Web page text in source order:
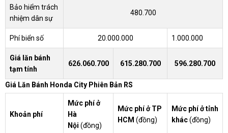
Bảo hiểm trách
nhiệm dân sự
480.700
Phí biển số 20.000.000 1.000.000
Giá lăn bánh
tạm tính
626.060.700 615.280.700 596.280.700
Giá Lăn Bánh Honda City Phiên Bản RS
Khoản phí
Mức phí ở
Hà
Nội (đồng)
Mức phí ở TP
HCM (đồng)
Mức phí ở tỉnh
khác(đồng)